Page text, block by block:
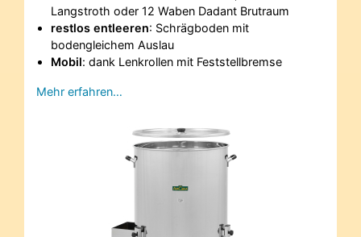
Langstroth oder 12 Waben Dadant Brutraum
restlos entleeren: Schrägboden mit
bodengleichem Auslau
Mobil: dank Lenkrollen mit Feststellbremse
Mehr erfahren…